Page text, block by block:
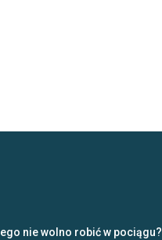
nie wolno robić w pociągu?